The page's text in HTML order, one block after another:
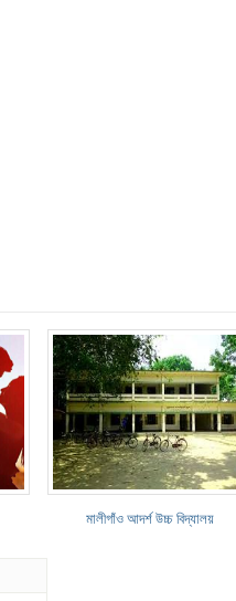
মালীগাঁও আদর্শ উচ্চ বিদ্যালয়